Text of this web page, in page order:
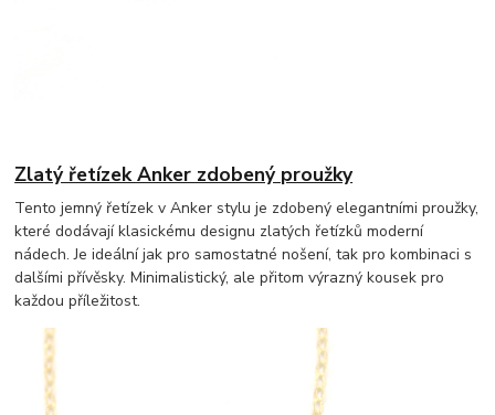
Zlatý řetízek Anker zdobený proužky
Tento jemný řetízek v Anker stylu je zdobený elegantními proužky,
které dodávají klasickému designu zlatých řetízků moderní
nádech. Je ideální jak pro samostatné nošení, tak pro kombinaci s
dalšími přívěsky. Minimalistický, ale přitom výrazný kousek pro
každou příležitost.